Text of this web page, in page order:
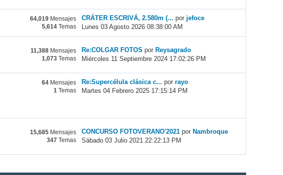
64,019 Mensajes
5,614 Temas
CRÁTER ESCRIVÁ, 2.580m (... por jefoce
Lunes 03 Agosto 2026 08:38:00 AM
11,388 Mensajes
1,073 Temas
Re:COLGAR FOTOS por Reysagrado
Miércoles 11 Septiembre 2024 17:02:26 PM
64 Mensajes
1 Temas
Re:Supercélula clásica c... porrayo
Martes 04 Febrero 2025 17:15:14 PM
15,685 Mensajes
347
Temas
CONCURSO FOTOVERANO'2021 por Nambroque
Sábado 03 Julio 2021 22:22:13 PM